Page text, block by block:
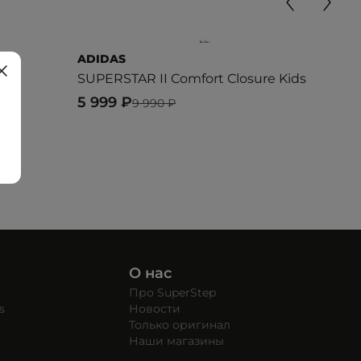
ADIDAS
SUPERSTAR II Comfort Closure Kids
9 990 ₽
5 999 ₽
О нас
Про SuperStep
Новости
Только оригинал
Наши магазины